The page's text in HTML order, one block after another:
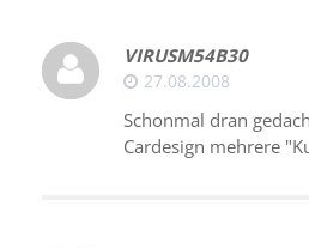
VIRUSM54B30
27.08.2008
Schonmal dran
Cardesign mehrere